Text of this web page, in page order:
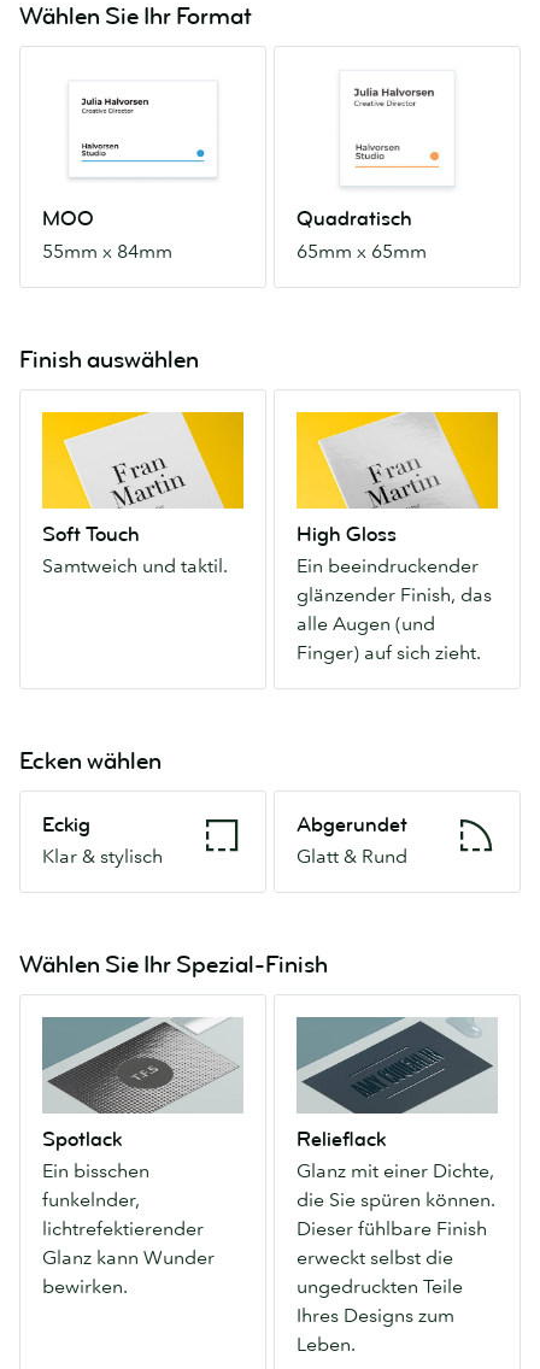
Wählen Sie Ihr Format
MOO
55mm x 84mm
Quadratisch
65mm x 65mm
Finish auswählen
Soft Touch
Samtweich und taktil.
Samtweich
High Gloss
Ein beeindruckender
glänzender Finish, das
alle Augen (und
Finger) auf sich zieht.
beeindruckender
Finish,
das
alle
Augen
(und
Finger)
Ecken wählen
Eckig
Klar & stylisch
Klar
stylisch
Abgerundet
Glatt & Rund
Glatt
Rund
Wählen Sie Ihr Spezial-Finish
Spotlack
Ein bisschen
funkelnder,
lichtrefektierender
Glanz kann Wunder
bewirken.
bisschen
funkelnder,
Glanz
kann
Wunder
bewirken.
Relieflack
Glanz mit einer Dichte,
die Sie spüren können.
Dieser fühlbare Finish
erweckt selbst die
ungedruckten Teile
Ihres Designs zum
Leben.
mit
einer
die
Sie
spüren
können.
Dieser
fühlbare
Finish
erweckt